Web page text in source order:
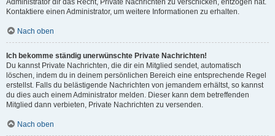
Administrator dir das Recht, Private Nachrichten zu verschicken, entzogen hat.
Kontaktiere einen Administrator, um weitere Informationen zu erhalten.
Nach oben
Ich bekomme ständig unerwünschte Private Nachrichten!
Du kannst Private Nachrichten, die dir ein Mitglied sendet, automatisch
löschen, indem du in deinem persönlichen Bereich eine entsprechende Regel
erstellst. Falls du belästigende Nachrichten von jemandem erhältst, so kannst
du dies auch einem Administrator melden. Dieser kann dem betreffenden
Mitglied dann verbieten, Private Nachrichten zu versenden.
Nach oben